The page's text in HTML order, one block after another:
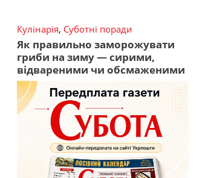
Кулінарія, Суботні поради
Як правильно заморожувати
гриби на зиму — сирими,
відвареними чи обсмаженими